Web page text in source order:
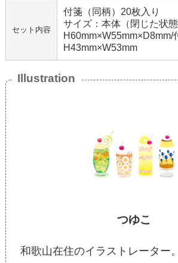
セット内容
付箋（同柄）20枚入り
サイズ：本体（閉じた状
H43mm×W53mm
Illustration
つゆこ
和歌山在住のイラストレーター